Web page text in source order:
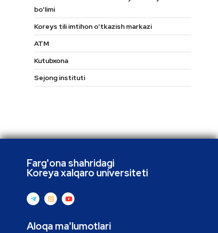
bo'limi
Koreys tili imtihon o'tkazish markazi
ATM
Kutubxona
Sejong instituti
Farg'ona shahridagi
Koreya xalqaro universiteti
Aloqa ma'lumotlari